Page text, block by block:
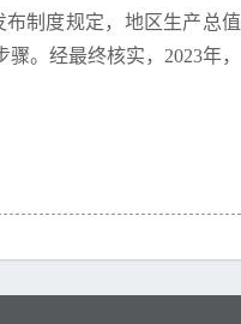
制度规定，地区生产总值
。经最终核实，2023年，